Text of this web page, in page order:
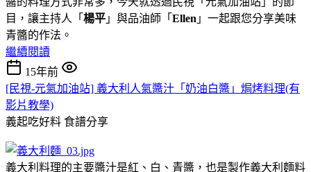
目，讓主持人「 楊平 」與品油師「 Ellen 」一起跟您分享美味
青醬的作法。
繼續閱讀
15年前
[民視-元氣加油站] 義大利人氣醬汁「奶油白醬」焗烤料理(有
影片教學)
義起吃好料 食譜分享
義大利料理的主要醬汁是紅、白、青醬，也是製作義大利麵料